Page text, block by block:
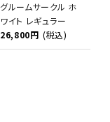
グルームサークル ホ
ワイト レギュラー
26,800円 (税込)